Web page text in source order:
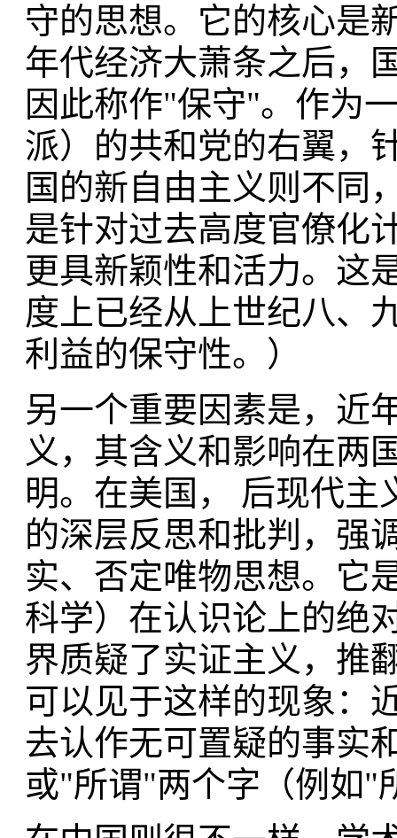
守的思想。它的核心是
年代经济大萧条之后，
因此称作"保守"。作为
派）的共和党的右翼，
国的新自由主义则不同
是针对过去高度官僚化
更具新颖性和活力。这
度上已经从上世纪八、
利益的保守性。）
另一个重要因素是，近
义，其含义和影响在两
明。在美国， 后现代主
的深层反思和批判，强
实、否定唯物思想。它
科学）在认识论上的绝
界质疑了实证主义，推
可以见于这样的现象：
去认作无可置疑的事实
或"所谓"两个字（例如"